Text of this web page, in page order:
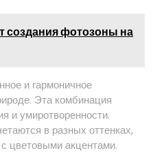
создания фотозоны на
и гармоничное
Эта комбинация
и умиротворенности.
в разных оттенках,
цветовыми акцентами.